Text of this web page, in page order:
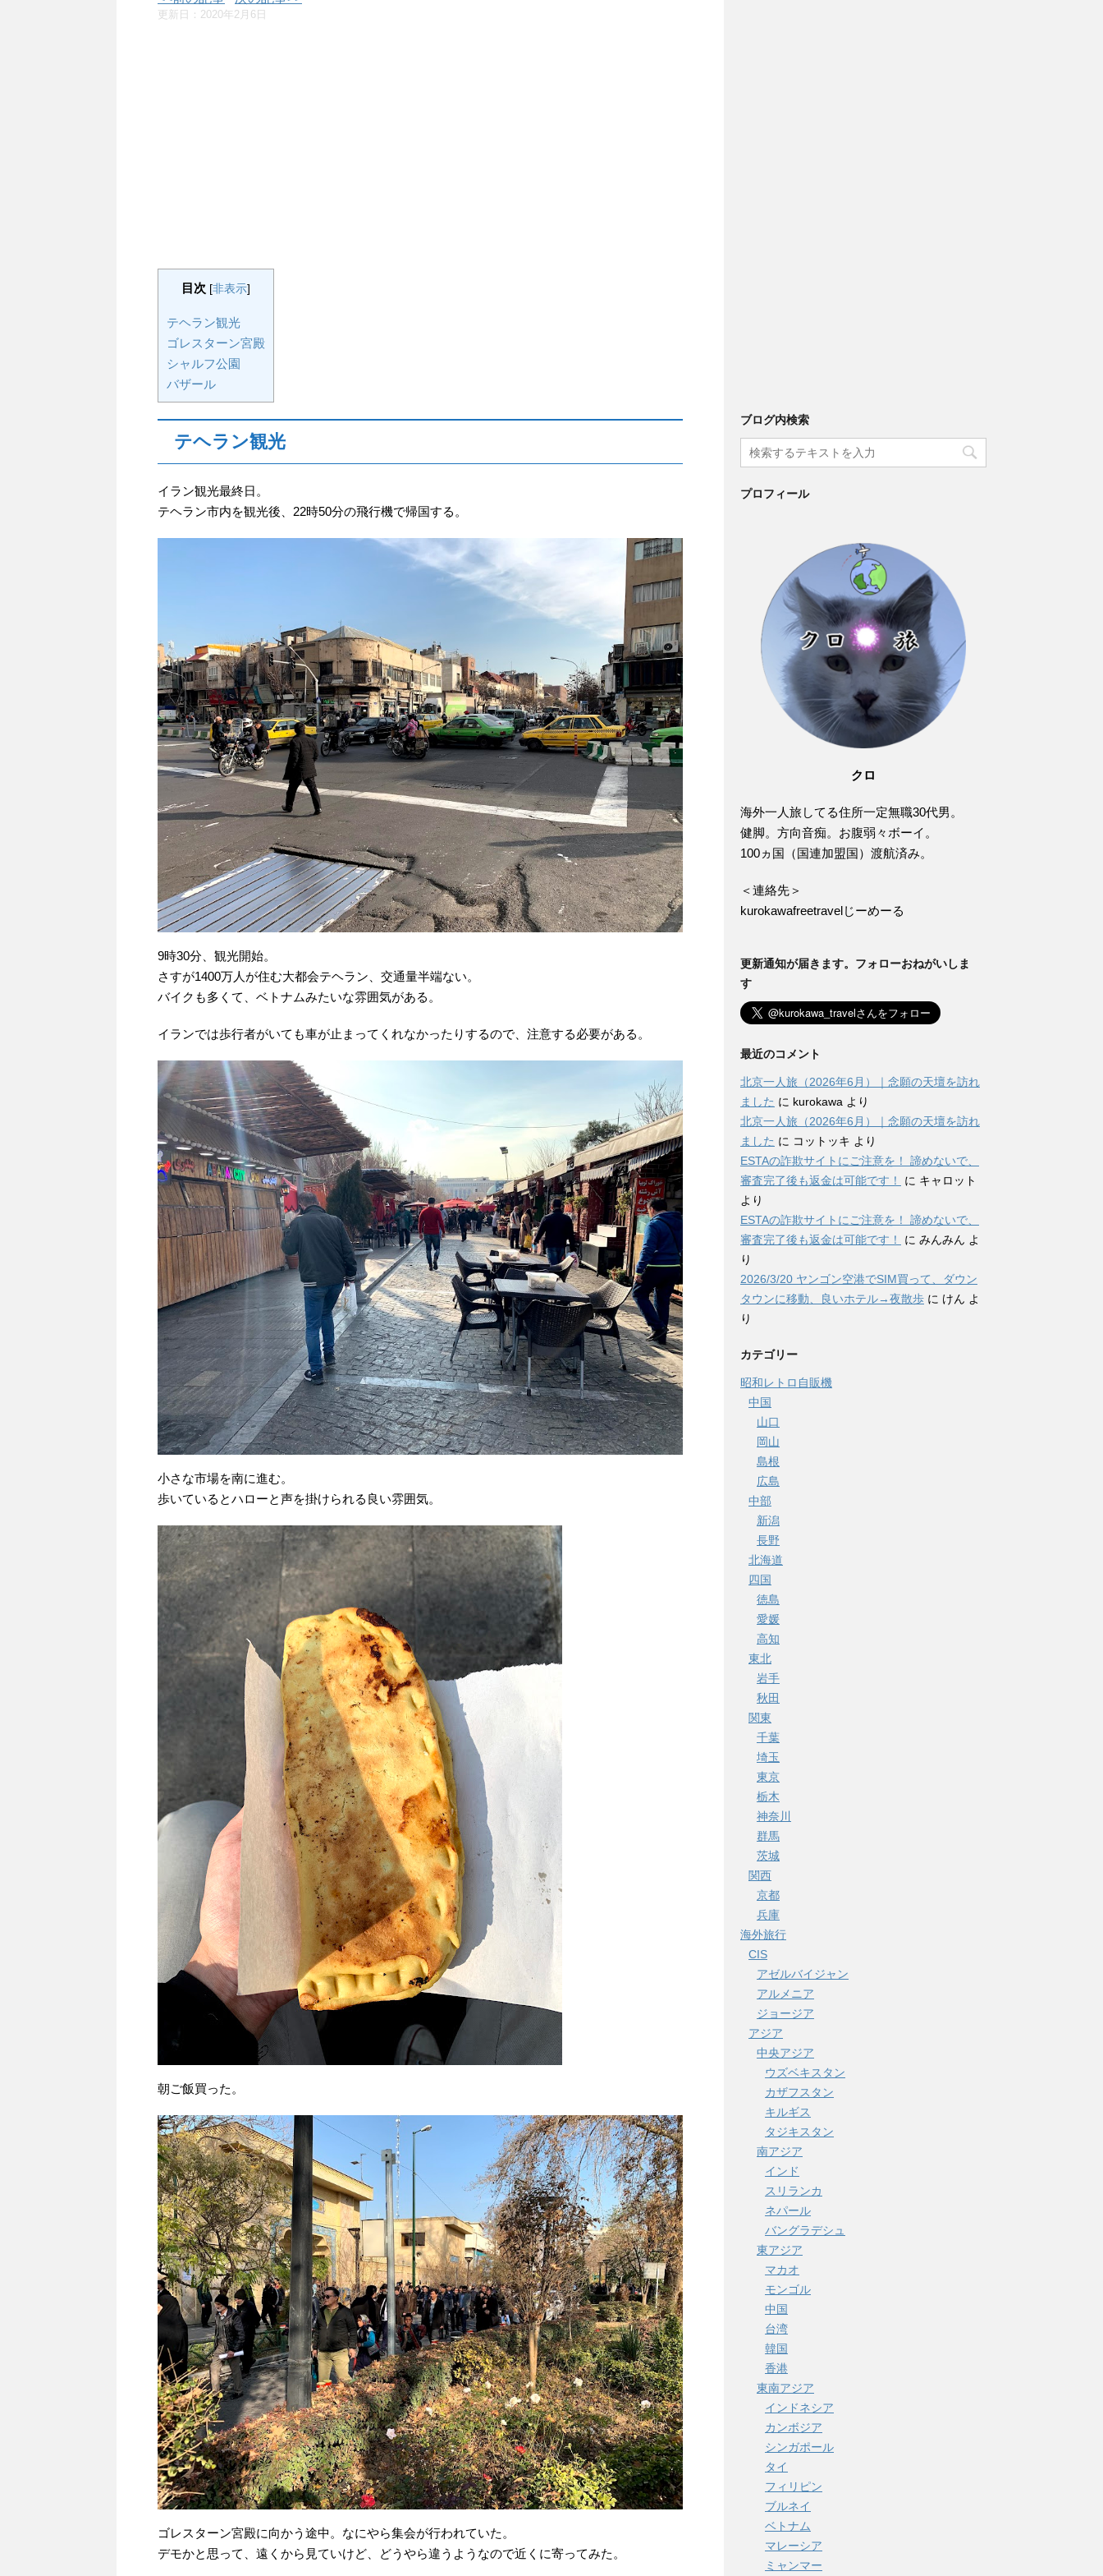
更新日： 2020年2月6日
目次 [非表示]
テヘラン観光
ゴレスターン宮殿
シャルフ公園
バザール
テヘラン観光
イラン観光最終日。
テヘラン市内を観光後、22時50分の飛行機で帰国する。
9時30分、観光開始。
さすが1400万人が住む大都会テヘラン、交通量半端ない。
バイクも多くて、ベトナムみたいな雰囲気がある。
イランでは歩行者がいても車が止まってくれなかったりするので、注意する必要がある。
小さな市場を南に進む。
歩いているとハローと声を掛けられる良い雰囲気。
朝ご飯買った。
ゴレスターン宮殿に向かう途中。なにやら集会が行われていた。
デモかと思って、遠くから見ていけど、どうやら違うようなので近くに寄ってみた。
ブログ内検索
プロフィール
クロ
海外一人旅してる住所一定無職30代男。
健脚。方向音痴。お腹弱々ボーイ。
100ヵ国（国連加盟国）渡航済み。
＜連絡先＞
kurokawafreetravelじーめーる
更新通知が届きます。フォローおねがいしま
す
最近のコメント
北京一人旅（2026年6月）｜念願の天壇を訪れ
ました に kurokawa より
北京一人旅（2026年6月）｜念願の天壇を訪れ
ました に コットッキ より
ESTAの詐欺サイトにご注意を！ 諦めないで、
審査完了後も返金は可能です！
に キャロット
より
ESTAの詐欺サイトにご注意を！ 諦めないで、
審査完了後も返金は可能です！
に みんみん よ
り
2026/3/20 ヤンゴン空港でSIM買って、ダウン
タウンに移動、良いホテル→夜散歩 に けん よ
り
カテゴリー
昭和レトロ自販機
中国
山口
岡山
島根
広島
中部
新潟
長野
北海道
四国
徳島
愛媛
高知
東北
岩手
秋田
関東
千葉
埼玉
東京
栃木
神奈川
群馬
茨城
関西
京都
兵庫
海外旅行
CIS
アゼルバイジャン
アルメニア
ジョージア
アジア
中央アジア
ウズベキスタン
カザフスタン
キルギス
タジキスタン
南アジア
インド
スリランカ
ネパール
バングラデシュ
東アジア
マカオ
モンゴル
中国
台湾
韓国
香港
東南アジア
インドネシア
カンボジア
シンガポール
タイ
フィリピン
ブルネイ
ベトナム
マレーシア
ミャンマー